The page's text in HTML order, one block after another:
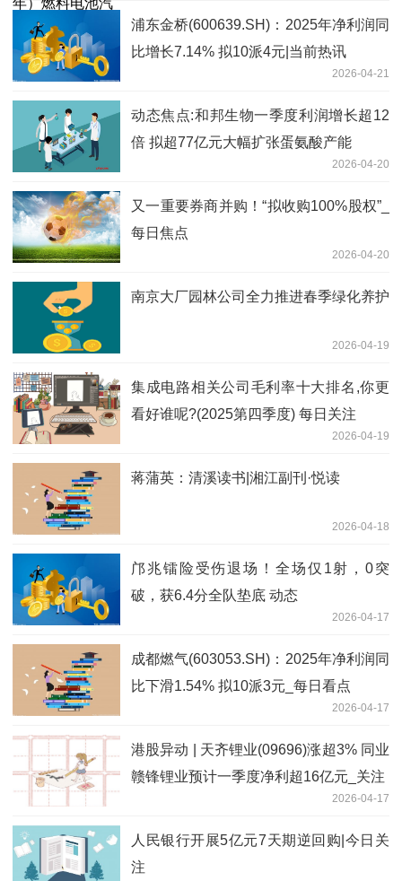
浦东金桥(600639.SH)：2025年净利润同
比增长7.14% 拟10派4元|当前热讯
2026-04-21
动态焦点:和邦生物一季度利润增长超12
倍 拟超77亿元大幅扩张蛋氨酸产能
2026-04-20
又一重要券商并购！“拟收购100%股权”_
每日焦点
2026-04-20
南京大厂园林公司全力推进春季绿化养护
2026-04-19
集成电路相关公司毛利率十大排名,你更
看好谁呢?(2025第四季度) 每日关注
2026-04-19
蒋蒲英：清溪读书|湘江副刊·悦读
2026-04-18
邝兆镭险受伤退场！全场仅1射，0突
破，获6.4分全队垫底 动态
2026-04-17
成都燃气(603053.SH)：2025年净利润同
比下滑1.54% 拟10派3元_每日看点
2026-04-17
港股异动 | 天齐锂业(09696)涨超3% 同业
赣锋锂业预计一季度净利超16亿元_关注
2026-04-17
人民银行开展5亿元7天期逆回购|今日关
注